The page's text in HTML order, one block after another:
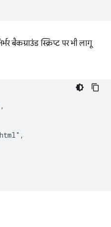
बैकग्राउंड स्क्रिप्ट पर भी लागू